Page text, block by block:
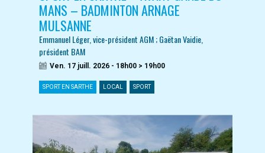
MANS – BADMINTON ARNAGE
MULSANNE
Emmanuel Léger, vice-président AGM ; Gaëtan Vaidie,
président BAM
Ven. 17 juill. 2026 - 18h00 > 19h00
SPORT EN SARTHE LOCAL SPORT